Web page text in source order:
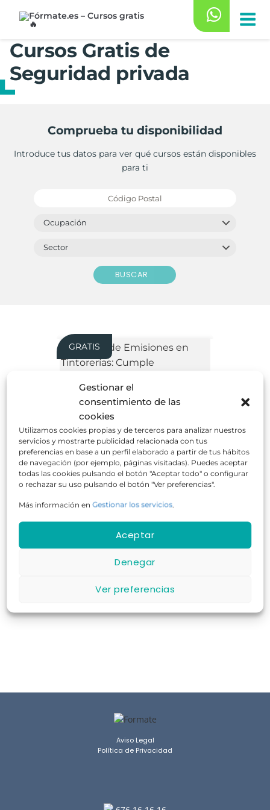
Gestionar el
consentimiento de las
cookies
Utilizamos cookies propias y de terceros para analizar nuestros
servicios y mostrarte publicidad relacionada con tus
preferencias en base a un perfil elaborado a partir de tus hábitos
de navegación (por ejemplo, páginas visitadas). Puedes aceptar
todas las cookies pulsando el botón "Aceptar todo" o configurar
o rechazar su uso pulsando el botón "Ver preferencias".
Más información enGestionar los servicios.
Aceptar
Denegar
Ver preferencias
Cursos Gratis de
Seguridad privada
Comprueba tu disponibilidad
Introduce tus datos para ver qué cursos están disponibles
para ti
BUSCAR
GRATIS
Control de Emisiones en Tintorerías:
Empresa
COMPROBAR DISPONIBILIDAD
Aviso Legal
Política de Privacidad